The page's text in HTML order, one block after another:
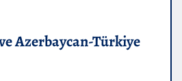
Azerbaycan-Türkiye